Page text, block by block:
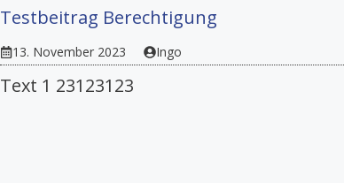
Testbeitrag Berechtigung
13. November 2023 Ingo
Text 1 23123123